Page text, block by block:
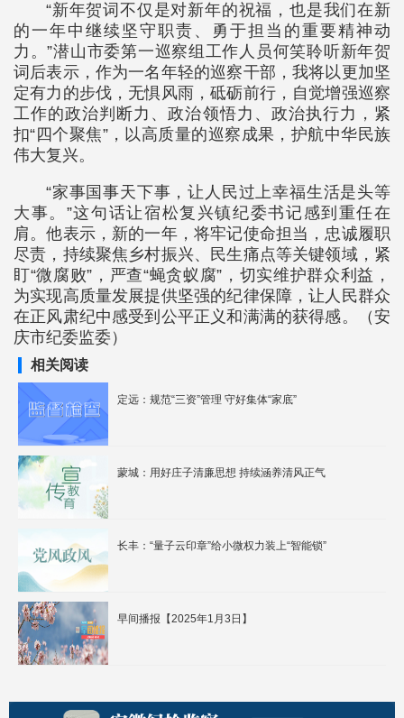
“新年贺词不仅是对新年的祝福，也是我们在新
的一年中继续坚守职责、勇于担当的重要精神动
力。”潜山市委第一巡察组工作人员何笑聆听新年贺
词后表示，作为一名年轻的巡察干部，我将以更加坚
定有力的步伐，无惧风雨，砥砺前行，自觉增强巡察
工作的政治判断力、政治领悟力、政治执行力，紧
扣“四个聚焦”，以高质量的巡察成果，护航中华民族
伟大复兴。
“家事国事天下事，让人民过上幸福生活是头等
大事。”这句话让宿松复兴镇纪委书记感到重任在
肩。他表示，新的一年，将牢记使命担当，忠诚履职
尽责，持续聚焦乡村振兴、民生痛点等关键领域，紧
盯“微腐败”，严查“蝇贪蚁腐”，切实维护群众利益，
为实现高质量发展提供坚强的纪律保障，让人民群众
在正风肃纪中感受到公平正义和满满的获得感。（安
庆市纪委监委）
相关阅读
定远：规范“三资”管理 守好集体“家底”
蒙城：用好庄子清廉思想 持续涵养清风正气
长丰：“量子云印章”给小微权力装上“智能锁”
早间播报【2025年1月3日】